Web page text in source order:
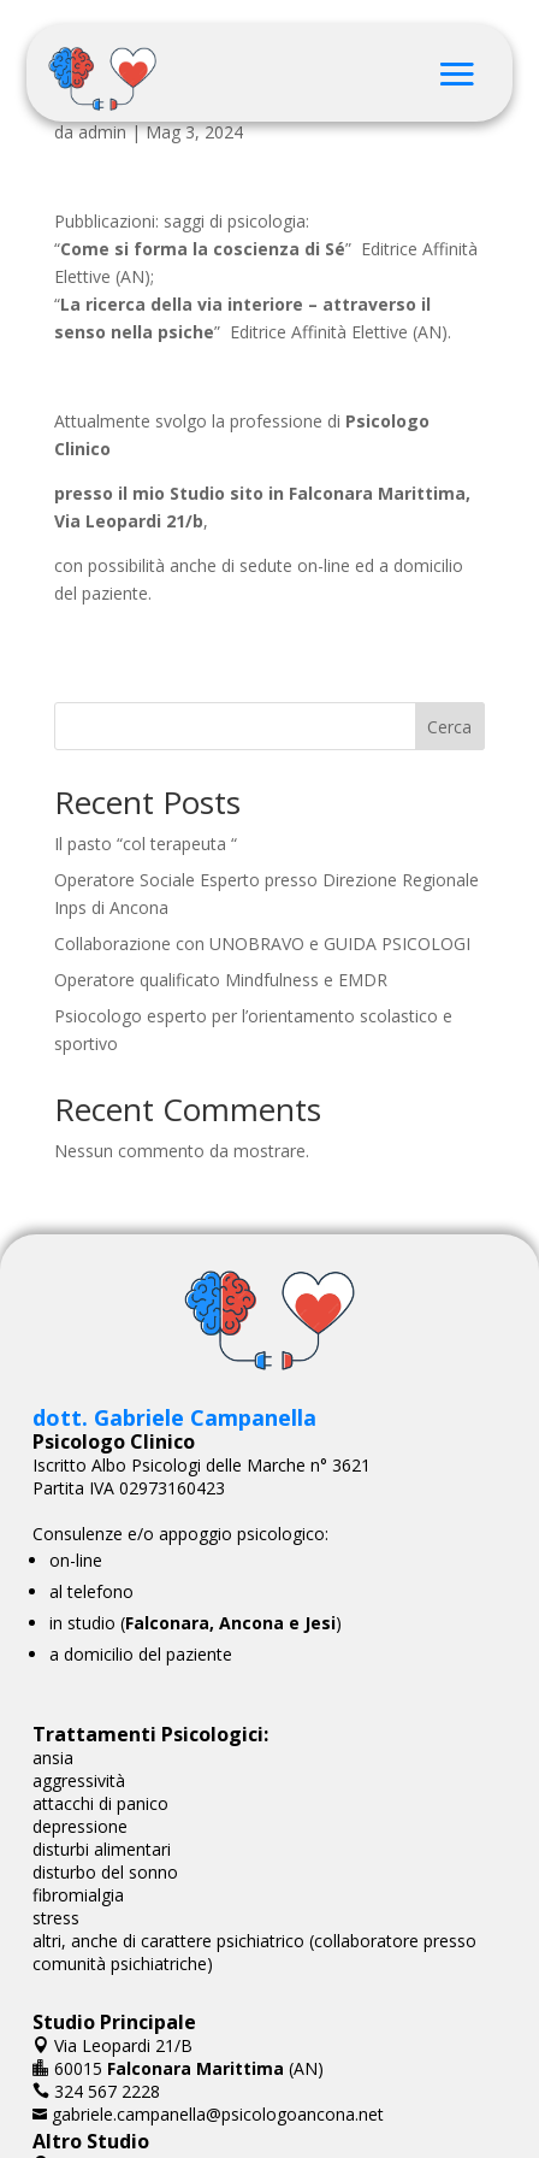
T8
daadmin|Mag 3, 2024
Pubblicazioni: saggi di psicologia:
“Come si forma la coscienza di Sé” Editrice Affinità
Elettive (AN);
“La ricerca della via interiore – attraverso il
senso nella psiche” Editrice Affinità Elettive (AN).
Attualmente svolgo la professione di Psicologo
Clinico
presso il mio Studio sito in Falconara Marittima,
Via Leopardi 21/b,
con possibilità anche di sedute on-line ed a domicilio
del paziente.
Cerca
Recent Posts
Il pasto “col terapeuta “
Operatore Sociale Esperto presso Direzione Regionale
Inps di Ancona
Collaborazione con UNOBRAVO e GUIDA PSICOLOGI
Operatore qualificato Mindfulness e EMDR
Psiocologo esperto per l’orientamento scolastico e
sportivo
Recent Comments
Nessun commento da mostrare.
dott. Gabriele Campanella
Psicologo Clinico
Iscritto Albo Psicologi delle Marche n° 3621
Partita IVA 02973160423
Consulenze e/o appoggio psicologico:
on-line
al telefono
in studio (Falconara, Ancona e Jesi)
a domicilio del paziente
Trattamenti Psicologici:
ansia
aggressività
attacchi di panico
depressione
disturbi alimentari
disturbo del sonno
fibromialgia
stress
altri, anche di carattere psichiatrico (collaboratore presso
comunità psichiatriche)
Studio Principale
 Via Leopardi 21/B
 60015 Falconara Marittima (AN)
324 567 2228
 gabriele.campanella@psicologoancona.net
Altro Studio